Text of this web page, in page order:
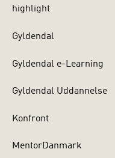
highlight
Gyldendal
Gyldendal e-Learning
Gyldendal Uddannelse
Konfront
MentorDanmark